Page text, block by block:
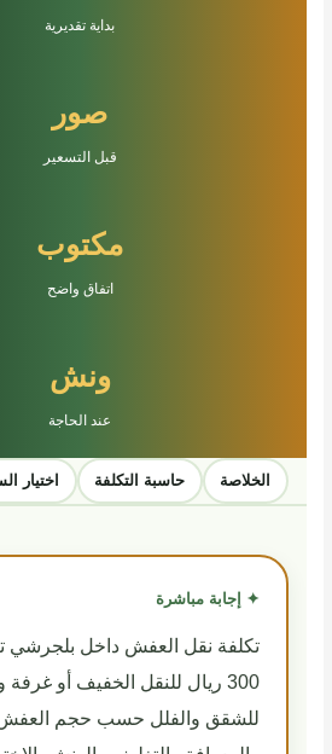
بداية تقديرية
صور
قبل التسعير
مكتوب
اتفاق واضح
ونش
عند الحاجة
الخلاصة حاسبة التكلفة اختيار
✦ إجابة مباشرة
تكلفة نقل العفش داخل بلجرشي
300 ريال للنقل الخفيف أو غرفة
للشقق والفلل حسب حجم العفش